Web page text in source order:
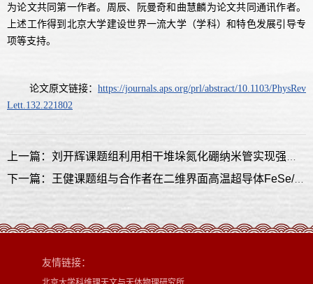
为论文共同第一作者。周辰、阮曼奇和曲慧麟为论文共同通讯作者。
上述工作得到北京大学建设世界一流大学（学科）和特色发展引导专
项等支持。
论文原文链接： https://journals.aps.org/prl/abstract/10.1103/PhysRev
Lett.132.221802
上一篇：刘开辉课题组利用相干堆垛氮化硼纳米管实现强手性光学非线性
下一篇：王健课题组与合作者在二维界面高温超导体FeSe/SrTiO3中发现高温反常金属态及其演化规律
友情链接：